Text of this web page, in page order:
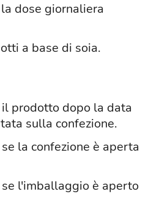
dose giornaliera
a base di soia.
prodotto dopo la data
sulla confezione.
la confezione è aperta
l'imballaggio è aperto